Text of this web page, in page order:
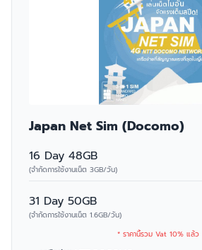
Japan Net Sim (Docomo)
16 Day 48GB
(จำกัดการใช้งานเน็ต 3GB/วัน)
31 Day 50GB
(จำกัดการใช้งานเน็ต 1.6GB/วัน)
* ราคานี้รวม Vat 10% แล้ว